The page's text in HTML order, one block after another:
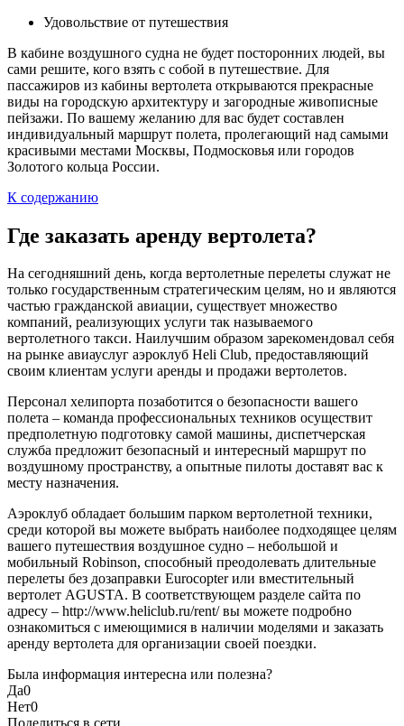
Удовольствие от путешествия
В кабине воздушного судна не будет посторонних людей, вы
сами решите, кого взять с собой в путешествие. Для
пассажиров из кабины вертолета открываются прекрасные
виды на городскую архитектуру и загородные живописные
пейзажи. По вашему желанию для вас будет составлен
индивидуальный маршрут полета, пролегающий над самыми
красивыми местами Москвы, Подмосковья или городов
Золотого кольца России.
К содержанию
Где заказать аренду вертолета?
На сегодняшний день, когда вертолетные перелеты служат не
только государственным стратегическим целям, но и являются
частью гражданской авиации, существует множество
компаний, реализующих услуги так называемого
вертолетного такси. Наилучшим образом зарекомендовал себя
на рынке авиауслуг аэроклуб Heli Club, предоставляющий
своим клиентам услуги аренды и продажи вертолетов.
Персонал хелипорта позаботится о безопасности вашего
полета – команда профессиональных техников осуществит
предполетную подготовку самой машины, диспетчерская
служба предложит безопасный и интересный маршрут по
воздушному пространству, а опытные пилоты доставят вас к
месту назначения.
Аэроклуб обладает большим парком вертолетной техники,
среди которой вы можете выбрать наиболее подходящее целям
вашего путешествия воздушное судно – небольшой и
мобильный Robinson, способный преодолевать длительные
перелеты без дозаправки Eurocopter или вместительный
вертолет AGUSTA. В соответствующем разделе сайта по
адресу – http://www.heliclub.ru/rent/ вы можете подробно
ознакомиться с имеющимися в наличии моделями и заказать
аренду вертолета для организации своей поездки.
Была информация интересна или полезна?
Да0
Нет0